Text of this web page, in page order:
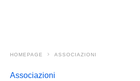
HOMEPAGE ASSOCIAZIONI
Associazioni